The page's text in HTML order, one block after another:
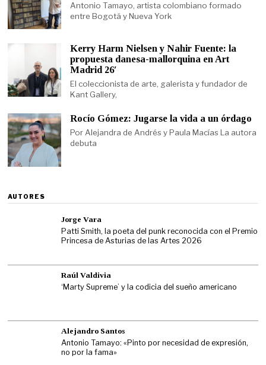
Antonio Tamayo, artista colombiano formado
entre Bogotá y Nueva York
Kerry Harm Nielsen y Nahir Fuente: la
propuesta danesa-mallorquina en Art
Madrid 26′
El coleccionista de arte, galerista y fundador de
Kant Gallery,
Rocío Gómez: Jugarse la vida a un órdago
Por Alejandra de Andrés y Paula Macías La autora
debuta
AUTORES
Jorge Vara
Patti Smith, la poeta del punk reconocida con el Premio
Princesa de Asturias de las Artes 2026
Raúl Valdivia
‘Marty Supreme’ y la codicia del sueño americano
Alejandro Santos
Antonio Tamayo: «Pinto por necesidad de expresión,
no por la fama»